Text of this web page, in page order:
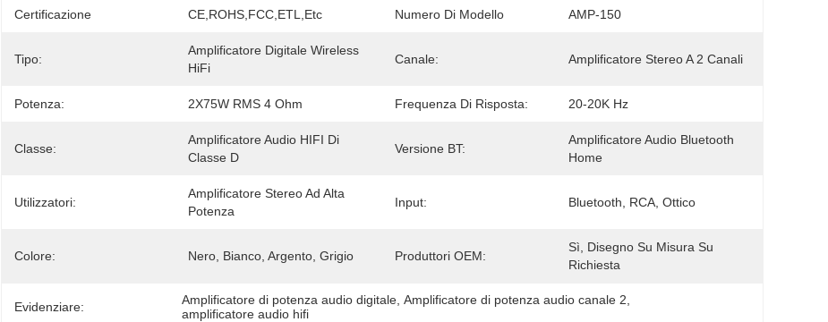
Certificazione CE,ROHS,FCC,ETL,etc Numero Di Modello AMP-150
Tipo:
Amplificatore Digitale Wireless
HiFi
Canale: Amplificatore Stereo A 2 Canali
Potenza: 2X75W RMS 4 Ohm Frequenza Di Risposta: 20-20K Hz
Classe:
Amplificatore Audio HIFI Di
Classe D
Versione BT:
Amplificatore Audio Bluetooth
Home
Utilizzatori:
Amplificatore Stereo Ad Alta
Potenza
Input: Bluetooth, RCA, Ottico
Colore: Nero, Bianco, Argento, Grigio Produttori OEM:
Sì, Disegno Su Misura Su
Richiesta
Evidenziare: Amplificatore di potenza audio digitale , Amplificatore di potenza audio canale 2
amplificatore audio hifi